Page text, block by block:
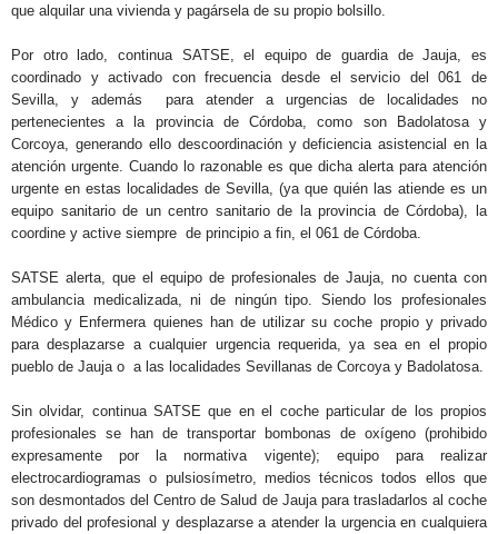
que alquilar una vivienda y pagársela de su propio bolsillo.
Por otro lado, continua SATSE, el equipo de guardia de Jauja, es
coordinado y activado con frecuencia desde el servicio del 061 de
Sevilla, y además para atender a urgencias de localidades no
pertenecientes a la provincia de Córdoba, como son Badolatosa y
Corcoya, generando ello descoordinación y deficiencia asistencial en la
atención urgente. Cuando lo razonable es que dicha alerta para atención
urgente en estas localidades de Sevilla, (ya que quién las atiende es un
equipo sanitario de un centro sanitario de la provincia de Córdoba), la
coordine y active siempre de principio a fin, el 061 de Córdoba.
SATSE alerta, que el equipo de profesionales de Jauja, no cuenta con
ambulancia medicalizada, ni de ningún tipo. Siendo los profesionales
Médico y Enfermera quienes han de utilizar su coche propio y privado
para desplazarse a cualquier urgencia requerida, ya sea en el propio
pueblo de Jauja o a las localidades Sevillanas de Corcoya y Badolatosa.
Sin olvidar, continua SATSE que en el coche particular de los propios
profesionales se han de transportar bombonas de oxígeno (prohibido
expresamente por la normativa vigente); equipo para realizar
electrocardiogramas o pulsiosímetro, medios técnicos todos ellos que
son desmontados del Centro de Salud de Jauja para trasladarlos al coche
privado del profesional y desplazarse a atender la urgencia en cualquiera